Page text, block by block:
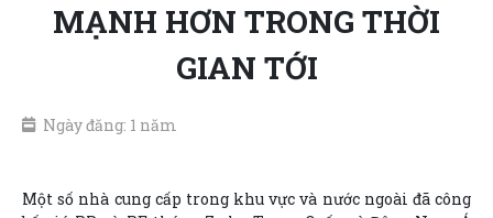
MẠNH HƠN TRONG THỜI
GIAN TỚI
Ngày đăng: 1 năm
Một số nhà cung cấp trong khu vực và nước ngoài đã công